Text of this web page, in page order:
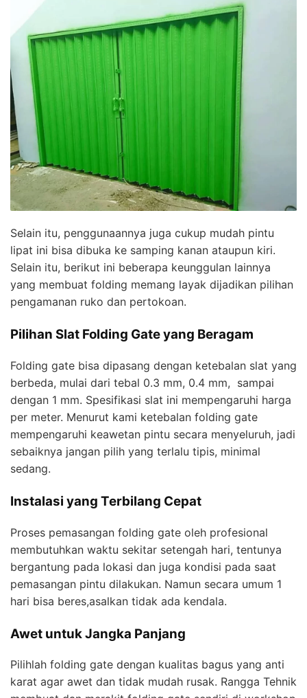
Selain itu, penggunaannya juga cukup mudah pintu
lipat ini bisa dibuka ke samping kanan ataupun kiri.
Selain itu, berikut ini beberapa keunggulan lainnya
yang membuat folding memang layak dijadikan pilihan
pengamanan ruko dan pertokoan.
Pilihan Slat Folding Gate yang Beragam
Folding gate bisa dipasang dengan ketebalan slat yang
berbeda, mulai dari tebal 0.3 mm, 0.4 mm, sampai
dengan 1 mm. Spesifikasi slat ini mempengaruhi harga
per meter. Menurut kami ketebalan folding gate
mempengaruhi keawetan pintu secara menyeluruh, jadi
sebaiknya jangan pilih yang terlalu tipis, minimal
sedang.
Instalasi yang Terbilang Cepat
Proses pemasangan folding gate oleh profesional
membutuhkan waktu sekitar setengah hari, tentunya
bergantung pada lokasi dan juga kondisi pada saat
pemasangan pintu dilakukan. Namun secara umum 1
hari bisa beres,asalkan tidak ada kendala.
Awet untuk Jangka Panjang
Pilihlah folding gate dengan kualitas bagus yang anti
karat agar awet dan tidak mudah rusak. Rangga Tehnik